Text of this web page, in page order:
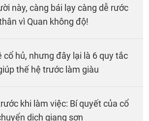
này, càng bái lạy càng dễ rước
vì Quan không độ!
cổ hủ, nhưng đây lại là 6 quy tắc
thế hệ trước làm giàu
khi làm việc: Bí quyết của cổ
dịch giang sơn